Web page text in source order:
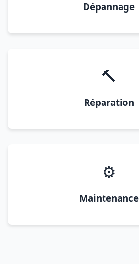
Dépannage
🔨
Réparation
⚙️
Maintenance